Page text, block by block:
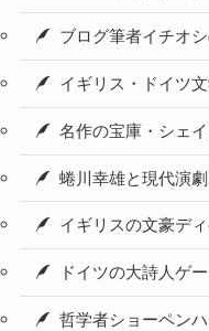
ブログ筆者イチオ
イギリス・ドイツ
名作の宝庫・シェ
蜷川幸雄と現代演劇
イギリスの文豪デ
ドイツの大詩人ゲ
哲学者ショーペン